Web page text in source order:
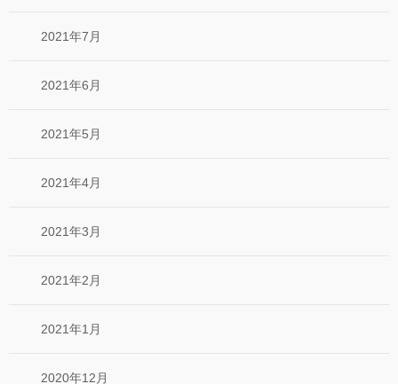
2021年7月
2021年6月
2021年5月
2021年4月
2021年3月
2021年2月
2021年1月
2020年12月